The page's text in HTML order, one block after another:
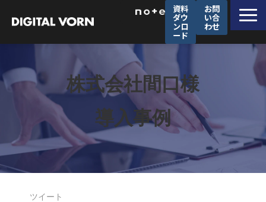
資料
ダウ
ンロ
ード
お問
い合
わせ
デジタルフォルンが選ばれる理由
ソリューション一覧
サービス一覧
導入事例
セミナー
企業情報
株式会社間口様
導入事例
ツイート